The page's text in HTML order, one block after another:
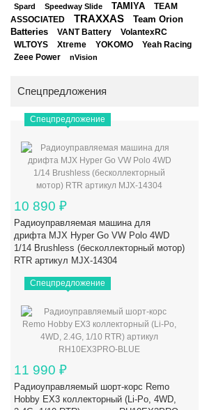
Spard Speedway Slide TAMIYA
TEAM
ASSOCIATED
TRAXXAS
Team Orion
Batteries
VANT Battery VolantexRC
WLTOYS Xtreme YOKOMO Yeah Racing
Zeee Power nVision
Спецпредложения
Спецпредложение
10 890 ₽
Радиоуправляемая машина для
дрифта MJX Hyper Go VW Polo 4WD
1/14 Brushless (бесколлекторный мотор)
RTR артикул MJX-14304
Спецпредложение
11 990 ₽
Радиоуправляемый шорт-корс Remo
Hobby EX3 коллекторный (Li-Po, 4WD,